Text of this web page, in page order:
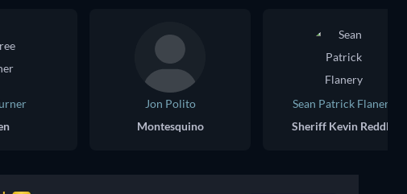
Jon Polito
Montesquino
Sean Patrick Flanery
Sheriff Kevin Reddle